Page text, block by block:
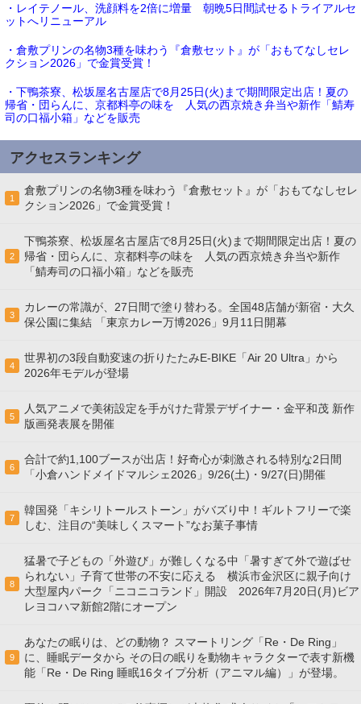
・レイテノール、洗顔料を2倍に増量 朝晩5日間試せるトライアルセ
ットへリニューアル
・倉敷プリンの名物3種を味わう『倉敷セット』が「おもてなしセレ
クション2026」で金賞受賞！
・下鴨茶寮、松坂屋名古屋店で8月25日(火)まで期間限定出店！夏の
帰省・団らんに、京都料亭の味を 人気の西京焼き弁当や新作「鯖寿
司の口福小箱」などを販売
アクセスランキング
1
倉敷プリンの名物3種を味わう『倉敷セット』が「おもてなしセレ
クション2026」で金賞受賞！
2
下鴨茶寮、松坂屋名古屋店で8月25日(火)まで期間限定出店！夏の
帰省・団らんに、京都料亭の味を 人気の西京焼き弁当や新作
「鯖寿司の口福小箱」などを販売
3
カレーの常識が、27日間で塗り替わる。全国48店舗が新宿・大久
保公園に集結 「東京カレー万博2026」9月11日開幕
4
世界初の3段自動変速の折りたたみE-BIKE「Air 20 Ultra」から
2026年モデルが登場
5
人気アニメで美術設定を手がけた背景デザイナー・金平和茂 新作
版画発表展を開催
6
合計で約1,100ブースが出店！好奇心が刺激される特別な2日間
「小倉ハンドメイドマルシェ2026」9/26(土)・9/27(日)開催
7
韓国発「キシリトールストーン」がバズり中！ギルトフリーで楽
しむ、注目の“美味しくスマート”なお菓子事情
8
猛暑で子どもの「外遊び」が難しくなる中「暑すぎて外で遊ばせ
られない」子育て世帯の不安に応える 横浜市金沢区に親子向け
大型屋内パーク「ニコニコランド」開設 2026年7月20日(月)ビア
レヨコハマ新館2階にオープン
9
あなたの眠りは、どの動物？ スマートリング「Re・De Ring」
に、睡眠データから その日の眠りを動物キャラクターで表す新機
能「Re・De Ring 睡眠16タイプ分析（アニマル編）」が登場。